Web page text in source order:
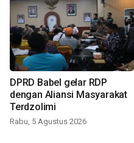
DPRD Babel gelar RDP
dengan Aliansi Masyarakat
Terdzolimi
Rabu, 5 Agustus 2026